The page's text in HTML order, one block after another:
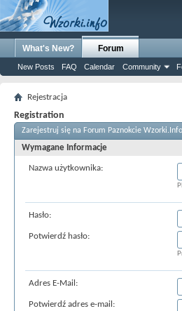
What's New? Forum
New Posts FAQ Calendar Community
Rejestracja
Registration
Zarejestruj się na Forum Paznokcie Wzorki.Info
Wymagane Informacje
Nazwa użytkownika:
Hasło:
Potwierdź hasło:
Adres E-Mail:
Potwierdź adres e-mail: